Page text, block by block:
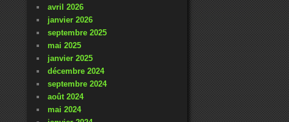
avril 2026
janvier 2026
septembre 2025
mai 2025
janvier 2025
décembre 2024
septembre 2024
août 2024
mai 2024